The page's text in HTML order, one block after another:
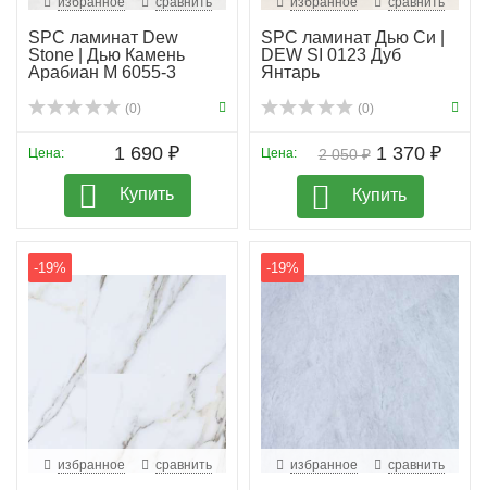
SPC ламинат Dew
Stone | Дью Камень
Арабиан M 6055-3
(0)
Цена: 1 690 ₽
Купить
SPC ламинат Дью Си |
DEW SI 0123 Дуб
Янтарь
(0)
2 050 ₽
Цена: 1 370 ₽
Купить
-19%
избранное сравнить
-19%
избранное сравнить